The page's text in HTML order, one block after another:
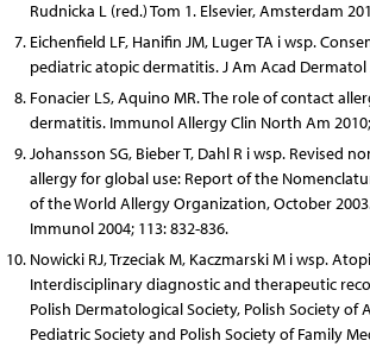
Rudnicka L (red.) Tom 1. Elsevier, Amsterdam
Eichenfield LF, Hanifin JM, Luger TA i wsp.
pediatric atopic dermatitis. J Am Acad Dermatol
Fonacier LS, Aquino MR. The role of contact
dermatitis. Immunol Allergy Clin North Am 2010;
Johansson SG, Bieber T, Dahl R i wsp. Revised
allergy for global use: Report of the
of the World Allergy Organization, October
Immunol 2004; 113: 832-836.
Nowicki RJ, Trzeciak M, Kaczmarski M i wsp.
Interdisciplinary diagnostic and therapeutic
Polish Dermatological Society, Polish Society of
Pediatric Society and Polish Society of Family